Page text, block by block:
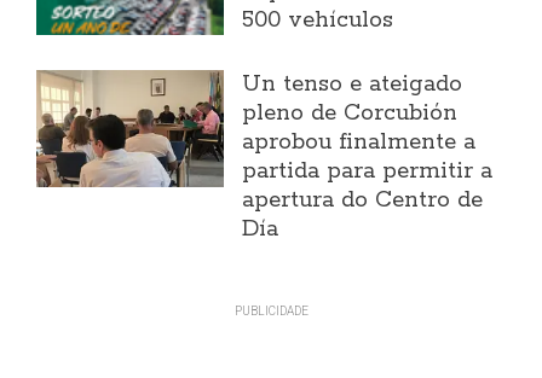
500 vehículos
Un tenso e ateigado
pleno de Corcubión
aprobou finalmente a
partida para permitir a
apertura do Centro de
Día